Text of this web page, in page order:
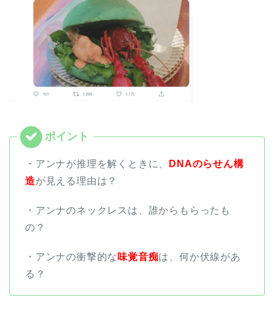
・アンナが推理を解くときに、
DNAのらせん構
造が見える理由は？
・アンナのネックレスは、誰からもらったも
の？
・アンナの衝撃的な 味覚音痴は、何か伏線があ
る？